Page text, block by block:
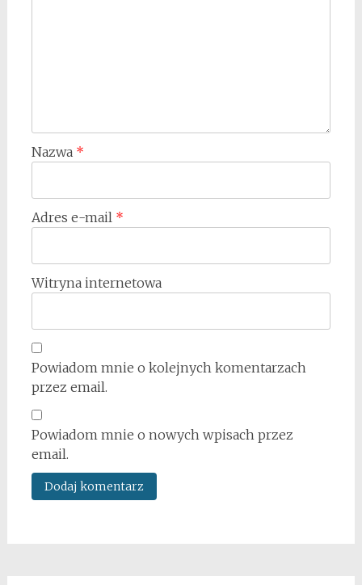
Nazwa *
Adres e-mail *
Witryna internetowa
Powiadom mnie o kolejnych komentarzach
przez email.
Powiadom mnie o nowych wpisach przez
email.